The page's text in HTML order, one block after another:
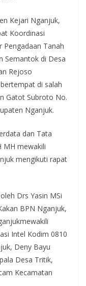
Kejari Nganjuk,
Koordinasi
Tanah
Semantok di Desa
Rejoso
di salah
Gatot Subroto No.
Nganjuk.
dan Tata
MH mewakili
mengikuti rapat
Drs Yasin MSi
BPN Nganjuk,
Intel Kodim 0810
Deny Bayu
Desa Tritik,
Kecamatan